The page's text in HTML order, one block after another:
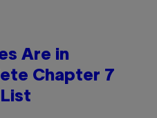
Are in
Chapter 7